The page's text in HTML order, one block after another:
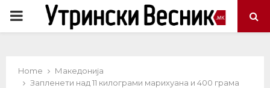
PRIMARY
Home
Македонија
Запленети над 11 килограми марихуана и 400 грама